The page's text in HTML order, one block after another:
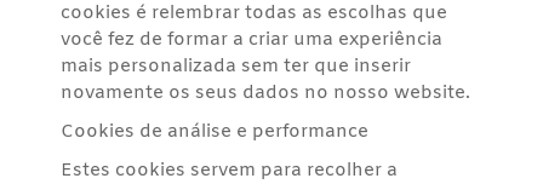
cookies é relembrar todas as escolhas que
você fez de formar a criar uma experiência
mais personalizada sem ter que inserir
novamente os seus dados no nosso website.
Cookies de análise e performance
Estes cookies servem para recolher a